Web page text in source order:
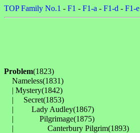
TOP Family No.1 - F1 - F1-a - F1-d - F1-e
Problem(1823)
Nameless(1831)
| Mystery(1842)
| 　Secret(1853)
| 　　Lady Audley(1867)
| 　　　Pilgrimage(1875)
| 　　　　Canterbury Pilgrim(1893)